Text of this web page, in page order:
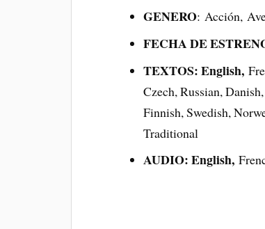
GENERO: Acción,
FECHA DE
TEXTOS: English,
Czech, Russian,
Finnish, Swedish,
Traditional
AUDIO: English,